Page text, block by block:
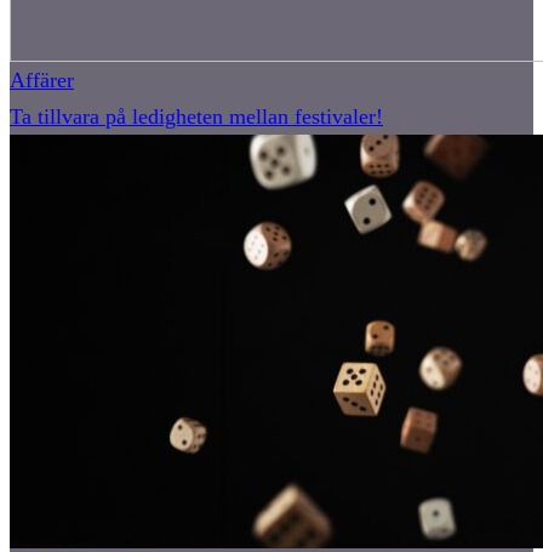
Affärer
Ta tillvara på ledigheten mellan festivaler!